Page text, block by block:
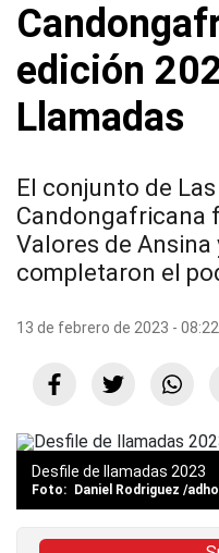
edición
Llamadas
El conjunto de
Candongafricana
Valores de Ansina
completaron el
13 de febrero de 2023 - 08:22
Desfile de llamadas 2023
Daniel Rodriguez /